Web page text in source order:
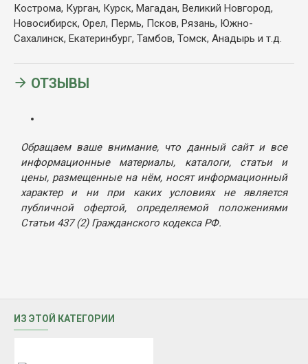
Кострома, Курган, Курск, Магадан, Великий Новгород,
Новосибирск, Орел, Пермь, Псков, Рязань, Южно-
Сахалинск, Екатеринбург, Тамбов, Томск, Анадырь и т.д.
ОТЗЫВЫ
Обращаем ваше внимание, что данный сайт и все
информационные материалы, каталоги, статьи и
цены, размещенные на нём, носят информационный
характер и ни при каких условиях не является
публичной офертой, определяемой положениями
Статьи 437 (2) Гражданского кодекса РФ.
ИЗ ЭТОЙ КАТЕГОРИИ